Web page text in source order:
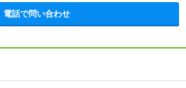
電話で問い合わせ